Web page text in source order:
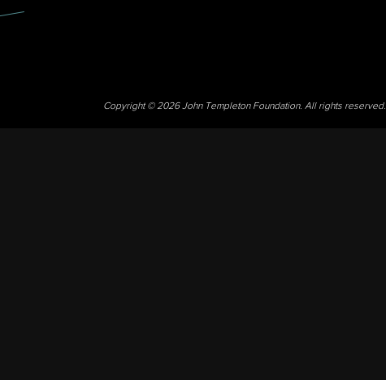
Copyright © 2026 John Templeton Foundation. All rights reserved.